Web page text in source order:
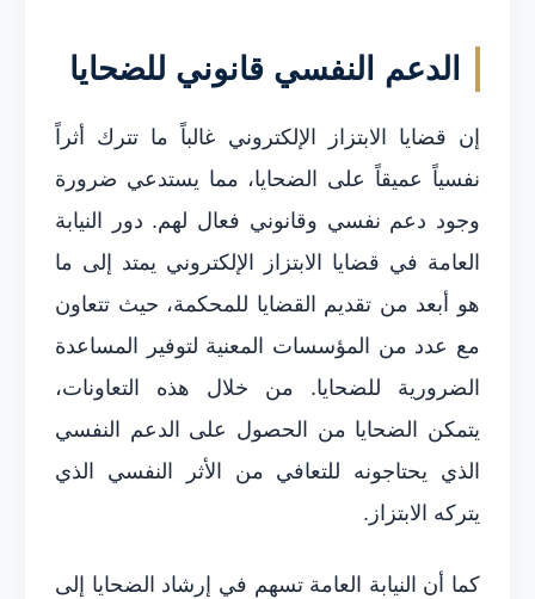
الدعم النفسي قانوني للضحايا
إن قضايا الابتزاز الإلكتروني غالباً ما تترك أثراً
نفسياً عميقاً على الضحايا، مما يستدعي ضرورة
وجود دعم نفسي وقانوني فعال لهم. دور النيابة
العامة في قضايا الابتزاز الإلكتروني يمتد إلى ما
هو أبعد من تقديم القضايا للمحكمة، حيث تتعاون
مع عدد من المؤسسات المعنية لتوفير المساعدة
الضرورية للضحايا. من خلال هذه التعاونات،
يتمكن الضحايا من الحصول على الدعم النفسي
الذي يحتاجونه للتعافي من الأثر النفسي الذي
يتركه الابتزاز.
كما أن النيابة العامة تسهم في إرشاد الضحايا إلى